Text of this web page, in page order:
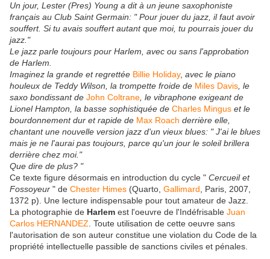
Un jour, Lester (Pres) Young a dit à un jeune saxophoniste
français au Club Saint Germain: " Pour jouer du jazz, il faut avoir
souffert. Si tu avais souffert autant que moi, tu pourrais jouer du
jazz."
Le jazz parle toujours pour Harlem, avec ou sans l'approbation
de Harlem.
Imaginez la grande et regrettée Billie Holiday, avec le piano
houleux de Teddy Wilson, la trompette froide de Miles Davis , le
saxo bondissant de John Coltrane , le vibraphone exigeant de
Lionel Hampton, la basse sophistiquée de Charles Mingus et le
bourdonnement dur et rapide de Max Roach derrière elle,
chantant une nouvelle version jazz d'un vieux blues: " J'ai le blues
mais je ne l'aurai pas toujours, parce qu'un jour le soleil brillera
derrière chez moi."
Que dire de plus? "
Ce texte figure désormais en introduction du cycle " Cercueil et
Fossoyeur " de Chester Himes (Quarto, Gallimard , Paris, 2007,
1372 p). Une lecture indispensable pour tout amateur de Jazz.
La photographie de Harlem est l'oeuvre de l'Indéfrisable Juan
Carlos HERNANDEZ . Toute utilisation de cette oeuvre sans
l'autorisation de son auteur constitue une violation du Code de la
propriété intellectuelle passible de sanctions civiles et pénales.